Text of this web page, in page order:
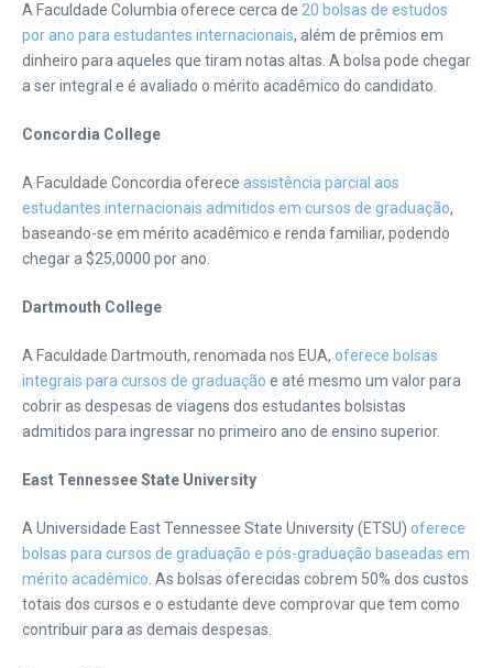
A Faculdade Columbia oferece cerca de 20 bolsas de estudos
por ano para estudantes internacionais, além de prêmios em
dinheiro para aqueles que tiram notas altas. A bolsa pode chegar
a ser integral e é avaliado o mérito acadêmico do candidato.
Concordia College
A Faculdade Concordia oferece assistência parcial aos
estudantes internacionais admitidos em cursos de graduação,
baseando-se em mérito acadêmico e renda familiar, podendo
chegar a $25,0000 por ano.
Dartmouth College
A Faculdade Dartmouth, renomada nos EUA, oferece bolsas
integrais para cursos de graduação e até mesmo um valor para
cobrir as despesas de viagens dos estudantes bolsistas
admitidos para ingressar no primeiro ano de ensino superior.
East Tennessee State University
A Universidade East Tennessee State University (ETSU) oferece
bolsas para cursos de graduação e pós-graduação baseadas em
mérito acadêmico . As bolsas oferecidas cobrem 50% dos custos
totais dos cursos e o estudante deve comprovar que tem como
contribuir para as demais despesas.